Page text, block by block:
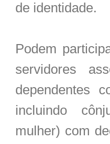
de identidade.
Podem
servidores
dependentes
incluindo
mulher) com